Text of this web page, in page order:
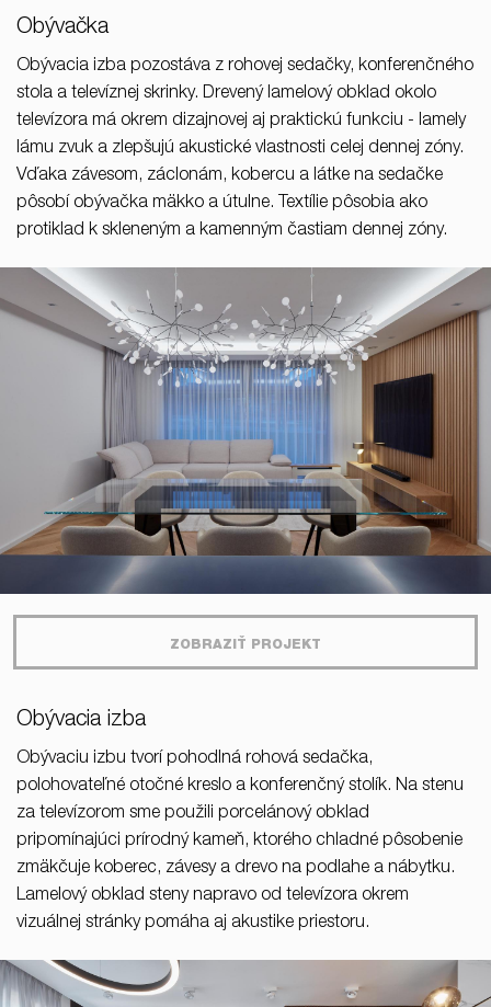
Obývačka
Obývacia izba pozostáva z rohovej sedačky, konferenčného
stola a televíznej skrinky. Drevený lamelový obklad okolo
televízora má okrem dizajnovej aj praktickú funkciu - lamely
lámu zvuk a zlepšujú akustické vlastnosti celej dennej zóny.
Vďaka závesom, záclonám, kobercu a látke na sedačke
pôsobí obývačka mäkko a útulne. Textílie pôsobia ako
protiklad k skleneným a kamenným častiam dennej zóny.
ZOBRAZIŤ PROJEKT
Obývacia izba
Obývaciu izbu tvorí pohodlná rohová sedačka,
polohovateľné otočné kreslo a konferenčný stolík. Na stenu
za televízorom sme použili porcelánový obklad
pripomínajúci prírodný kameň, ktorého chladné pôsobenie
zmäkčuje koberec, závesy a drevo na podlahe a nábytku.
Lamelový obklad steny napravo od televízora okrem
vizuálnej stránky pomáha aj akustike priestoru.